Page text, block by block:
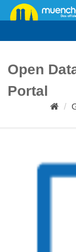
Überspringen
zum
Open
Portal